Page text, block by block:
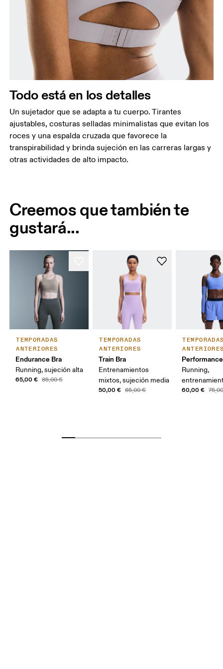
Todo está en los detalles
Un sujetador que se adapta a tu cuerpo. Tirantes
ajustables, costuras selladas minimalistas que evitan los
roces y una espalda cruzada que favorece la
transpirabilidad y brinda sujeción en las carreras largas y
otras actividades de alto impacto.
Creemos que también te
gustará...
TEMPORADAS
ANTERIORES
Endurance Bra
Running, sujeción alta
65,00 € 85,00 €
TEMPORADAS
ANTERIORES
Train Bra
Entrenamientos
mixtos, sujeción media
50,00 € 65,00 €
Running,
60,00 €